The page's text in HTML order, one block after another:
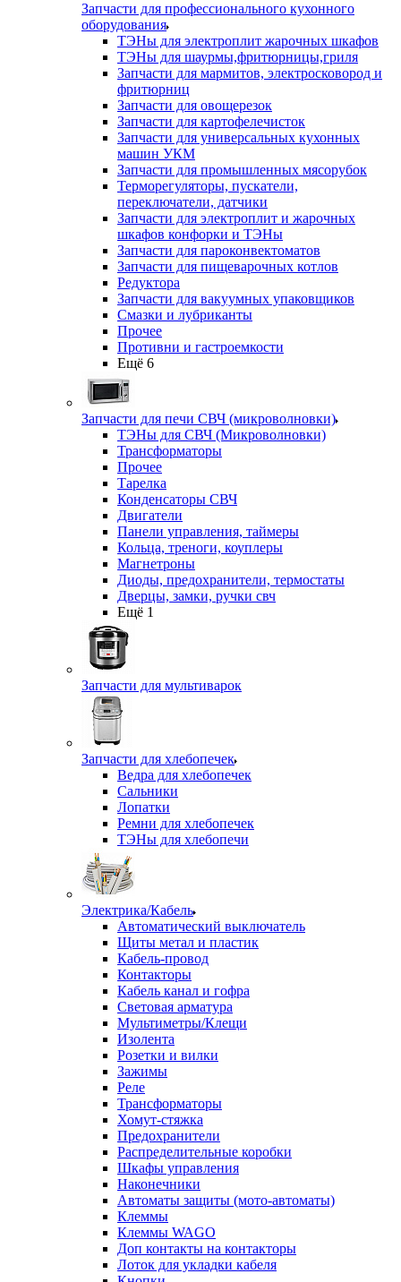
Запчасти для профессионального кухонного
оборудования
ТЭНы для электроплит жарочных шкафов
ТЭНы для шаурмы,фритюрницы,гриля
Запчасти для мармитов, электросковород и
фритюрниц
Запчасти для овощерезок
Запчасти для картофелечисток
Запчасти для универсальных кухонных
машин УКМ
Запчасти для промышленных мясорубок
Терморегуляторы, пускатели,
переключатели, датчики
Запчасти для электроплит и жарочных
шкафов конфорки и ТЭНы
Запчасти для пароконвектоматов
Запчасти для пищеварочных котлов
Редуктора
Запчасти для вакуумных упаковщиков
Смазки и лубриканты
Прочее
Противни и гастроемкости
Ещё 6
Запчасти для печи СВЧ (микроволновки)
ТЭНы для СВЧ (Микроволновки)
Трансформаторы
Прочее
Тарелка
Конденсаторы СВЧ
Двигатели
Панели управления, таймеры
Кольца, треноги, коуплеры
Магнетроны
Диоды, предохранители, термостаты
Дверцы, замки, ручки свч
Ещё 1
Запчасти для мультиварок
Запчасти для хлебопечек
Ведра для хлебопечек
Сальники
Лопатки
Ремни для хлебопечек
ТЭНы для хлебопечи
Электрика/Кабель
Автоматический выключатель
Щиты метал и пластик
Кабель-провод
Контакторы
Кабель канал и гофра
Световая арматура
Мультиметры/Клещи
Изолента
Розетки и вилки
Зажимы
Реле
Трансформаторы
Хомут-стяжка
Предохранители
Распределительные коробки
Шкафы управления
Наконечники
Автоматы защиты (мото-автоматы)
Клеммы
Клеммы WAGO
Доп контакты на контакторы
Лоток для укладки кабеля